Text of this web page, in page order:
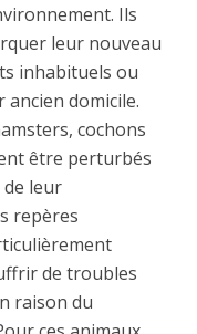
Ils
leur nouveau
inhabituels ou
domicile.
cochons
être perturbés
leur
repères
de troubles
raison du